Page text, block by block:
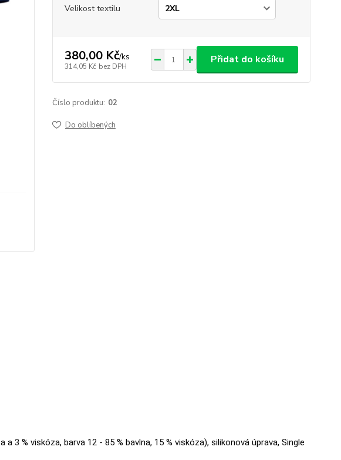
Velikost textilu
380,00 Kč/ks
314,05 Kč bez DPH
Přidat do košíku
Číslo produktu: 02
Do oblíbených
3 % viskóza, barva 12 - 85 % bavlna, 15 % viskóza), silikonová úprava, Single